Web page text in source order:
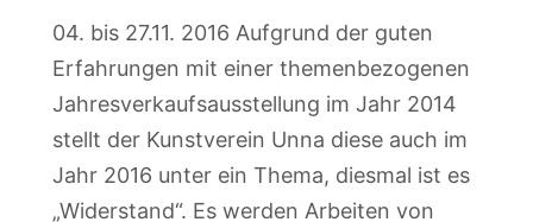
04. bis 27.11. 2016 Aufgrund der guten
Erfahrungen mit einer themenbezogenen
Jahresverkaufsausstellung im Jahr 2014
stellt der Kunstverein Unna diese auch im
Jahr 2016 unter ein Thema, diesmal ist es
„Widerstand“. Es werden Arbeiten von